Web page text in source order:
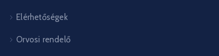
Elérhetőségek
Orvosi rendelő